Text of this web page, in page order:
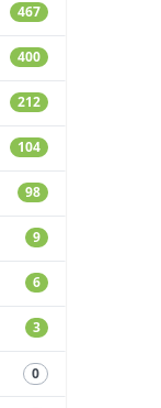
467
400
212
104
98
9
6
3
0